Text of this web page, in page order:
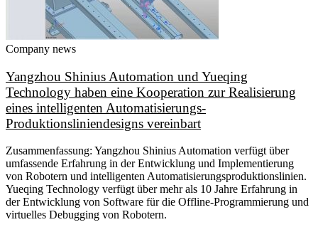
Company news
Yangzhou Shinius Automation und Yueqing
Technology haben eine Kooperation zur Realisierung
eines intelligenten Automatisierungs-
Produktionsliniendesigns vereinbart
Zusammenfassung: Yangzhou Shinius Automation verfügt über
umfassende Erfahrung in der Entwicklung und Implementierung
von Robotern und intelligenten Automatisierungsproduktionslinien.
Yueqing Technology verfügt über mehr als 10 Jahre Erfahrung in
der Entwicklung von Software für die Offline-Programmierung und
virtuelles Debugging von Robotern.